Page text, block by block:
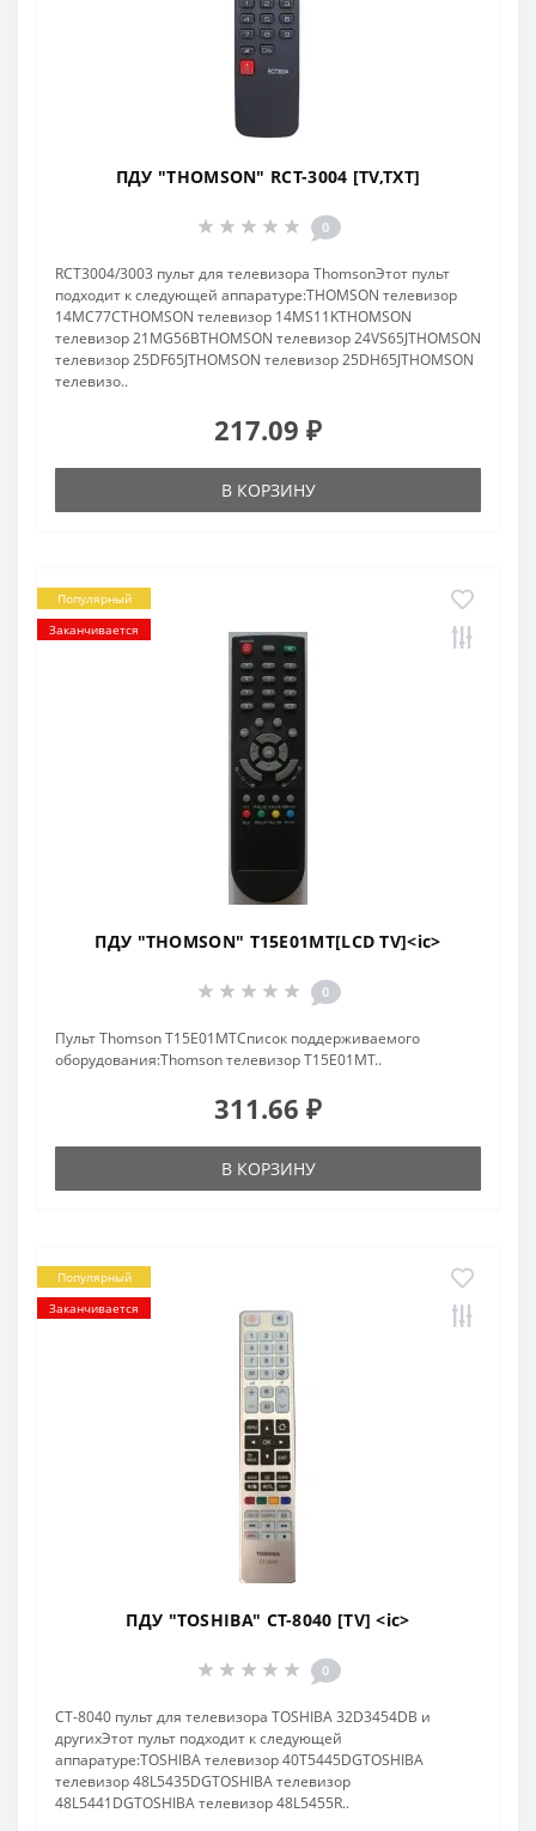
ПДУ "THOMSON" RCT-3004 [TV,TXT]
0
RCT3004/3003 пульт для телевизора ThomsonЭтот пульт
подходит к следующей аппаратуре:THOMSON телевизор
14MC77CTHOMSON телевизор 14MS11KTHOMSON
телевизор 21MG56BTHOMSON телевизор 24VS65JTHOMSON
телевизор 25DF65JTHOMSON телевизор 25DH65JTHOMSON
телевизо..
217.09 ₽
В КОРЗИНУ
Популярный
Заканчивается
ПДУ "THOMSON" T15E01MT[LCD TV]<ic>
0
Пульт Thomson T15E01MTCписок поддерживаемого
оборудования:Thomson телевизор T15E01MT..
311.66 ₽
В КОРЗИНУ
Популярный
Заканчивается
ПДУ "TOSHIBA" CT-8040 [TV] <ic>
0
CT-8040 пульт для телевизора TOSHIBA 32D3454DB и
другихЭтот пульт подходит к следующей
аппаратуре:TOSHIBA телевизор 40T5445DGTOSHIBA
телевизор 48L5435DGTOSHIBA телевизор
48L5441DGTOSHIBA телевизор 48L5455R..